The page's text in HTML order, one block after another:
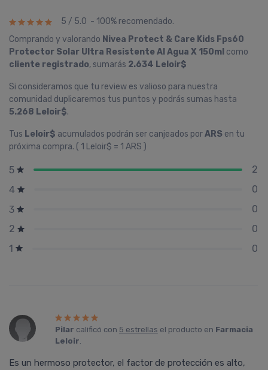
5 / 5.0 - 100% recomendado.
Comprando y valorando Nivea Protect & Care Kids Fps60
Protector Solar Ultra Resistente Al Agua X 150ml como
cliente registrado, sumarás 2.634 Leloir$
Si consideramos que tu review es valioso para nuestra
comunidad duplicaremos tus puntos y podrás sumas hasta
5.268 Leloir$.
Tus Leloir$ acumulados podrán ser canjeados porARS en tu
próxima compra. ( 1 Leloir$ = 1 ARS )
5
2
4
0
3
0
2
0
1
0
Pilar calificó con 5 estrellas el producto en Farmacia
Leloir.
Es un hermoso protector, el factor de protección es alto,